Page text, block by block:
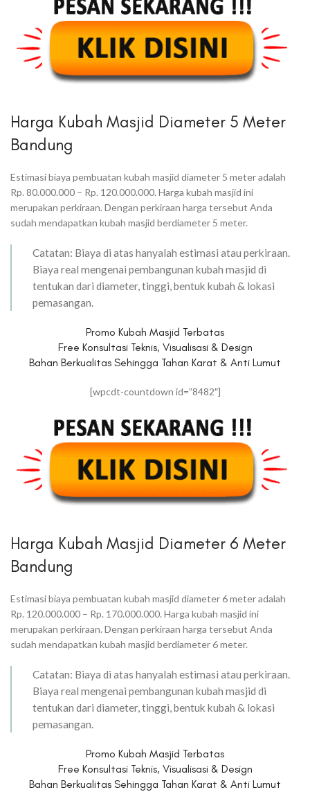
Harga Kubah Masjid Diameter 5 Meter
Bandung
Estimasi biaya pembuatan kubah masjid diameter 5 meter adalah
Rp. 80.000.000 – Rp. 120.000.000. Harga kubah masjid ini
merupakan perkiraan. Dengan perkiraan harga tersebut Anda
sudah mendapatkan kubah masjid berdiameter 5 meter.
Catatan: Biaya di atas hanyalah estimasi atau perkiraan.
Biaya real mengenai pembangunan kubah masjid di
tentukan dari diameter, tinggi, bentuk kubah & lokasi
pemasangan.
Promo Kubah Masjid Terbatas
Free Konsultasi Teknis, Visualisasi & Design
Bahan Berkualitas Sehingga Tahan Karat & Anti Lumut
[wpcdt-countdown id=”8482″]
Harga Kubah Masjid Diameter 6 Meter
Bandung
Estimasi biaya pembuatan kubah masjid diameter 6 meter adalah
Rp. 120.000.000 – Rp. 170.000.000. Harga kubah masjid ini
merupakan perkiraan. Dengan perkiraan harga tersebut Anda
sudah mendapatkan kubah masjid berdiameter 6 meter.
Catatan: Biaya di atas hanyalah estimasi atau perkiraan.
Biaya real mengenai pembangunan kubah masjid di
tentukan dari diameter, tinggi, bentuk kubah & lokasi
pemasangan.
Promo Kubah Masjid Terbatas
Free Konsultasi Teknis, Visualisasi & Design
Bahan Berkualitas Sehingga Tahan Karat & Anti Lumut